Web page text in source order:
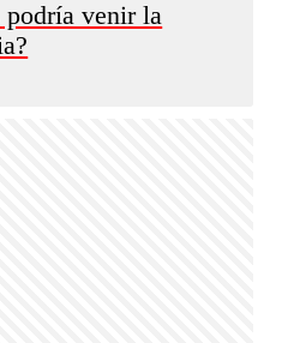
podría venir la